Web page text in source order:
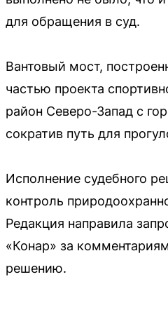
для обращения в суд.
Вантовый мост,
частью проекта
район Северо-Запад с
сократив путь для
Исполнение судебного
контроль
Редакция направила
«Конар» за
решению.